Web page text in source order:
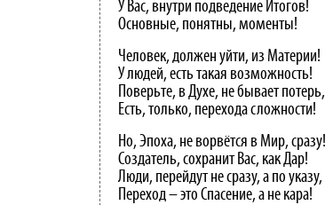
У Вас, внутри подведение Итогов!
Основные, понятны, моменты!
Человек, должен уйти, из Материи!
У людей, есть такая возможность!
Поверьте, в Духе, не бывает потерь,
Есть, только, перехода сложности!
Но, Эпоха, не ворвётся в Мир, сразу!
Создатель, сохранит Вас, как Дар!
Люди, перейдут не сразу, а по указу,
Переход – это Спасение, а не кара!